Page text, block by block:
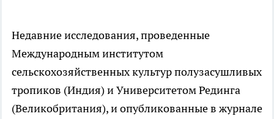
Недавние исследования, проведенные
Международным институтом
сельскохозяйственных культур полузасушливых
тропиков (Индия) и Университетом Рединга
(Великобритания), и опубликованные в журнале